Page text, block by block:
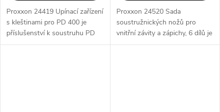
Proxxon 24419 Upínací zařízení
s kleštinami pro PD 400 je
příslušenství k soustruhu PD
400, které nabízí ocelové kalené
Proxxon 24520 Sada
soustružnických nožů pro
vnitřní závity a zápichy, 6 dílů je
příslušenství pro soustruhy PD